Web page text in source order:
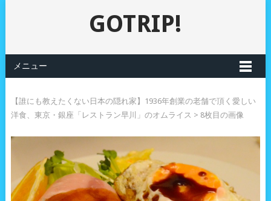
GOTRIP!
メニュー
【誰にも教えたくない日本の隠れ家】1936年創業の老舗で頂く愛しい
洋食、東京・銀座「レストラン早川」のオムライス > 8枚目の画像